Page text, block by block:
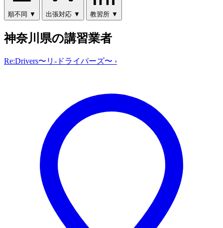
順不同 ▼ 出張対応 ▼ 教習所 ▼
神奈川県の講習業者
Re:Drivers〜リ-ドライバーズ〜 ›